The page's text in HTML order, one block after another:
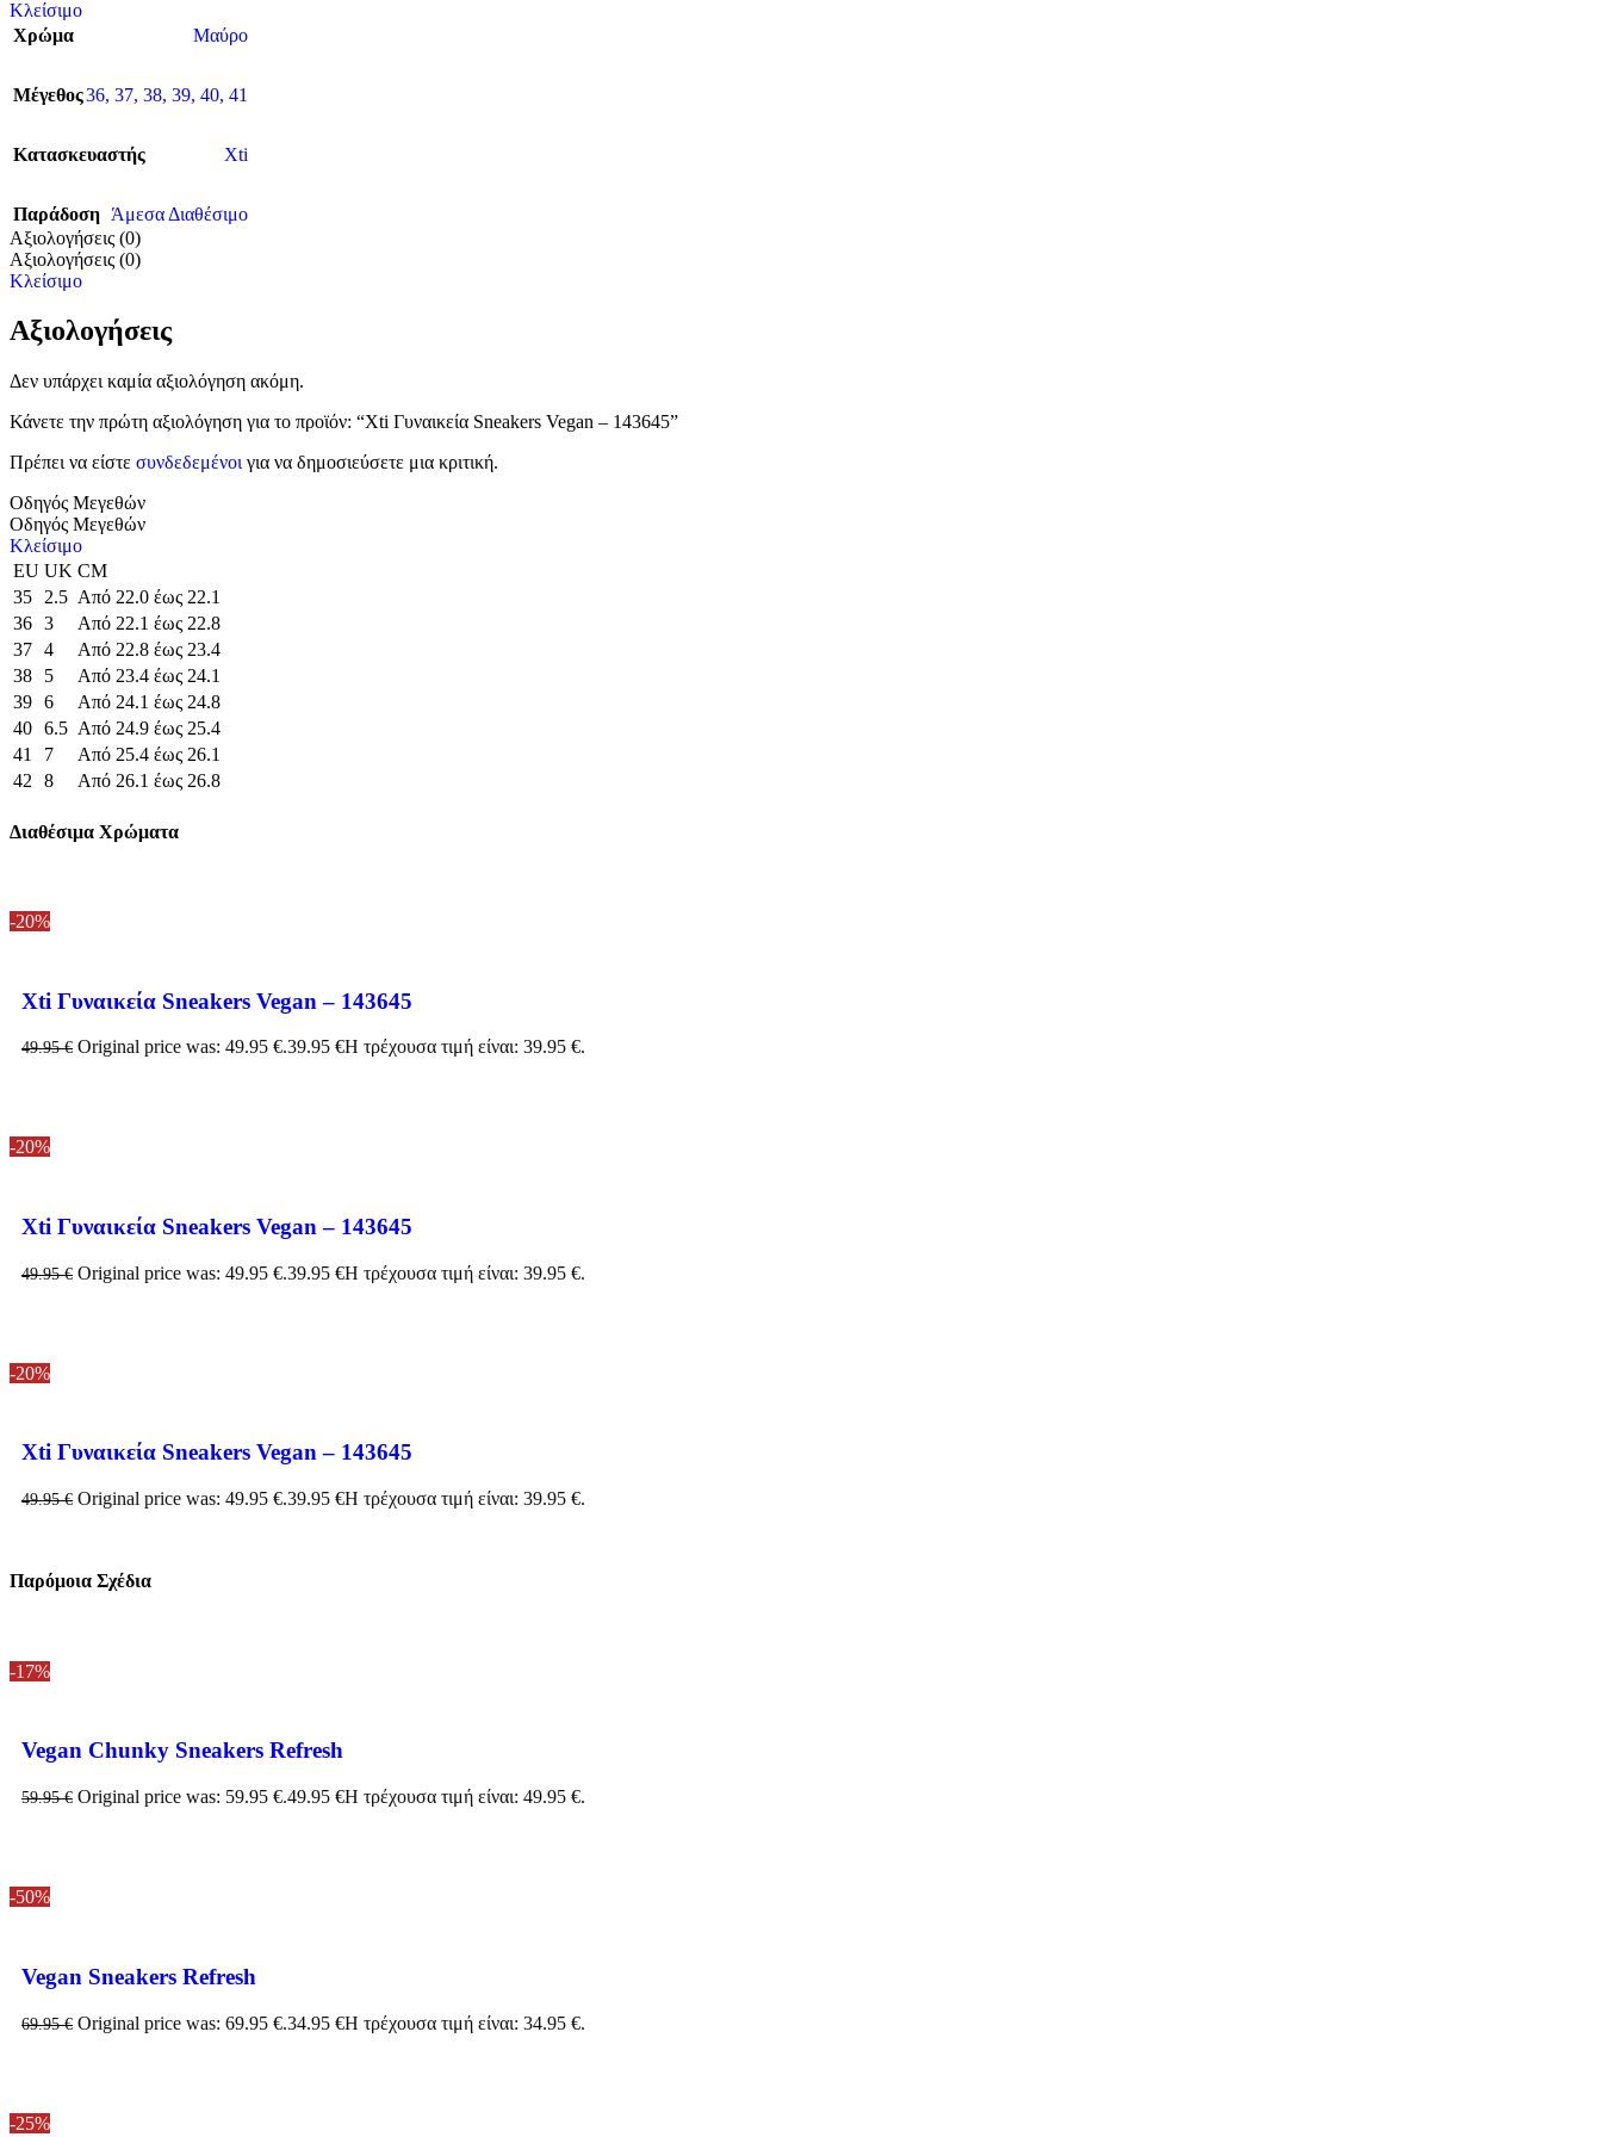
Κλείσιμο
Χρώμα
Μαύρο
Μέγεθος36, 37, 38, 39, 40, 41
Κατασκευαστής Xti
Παράδοση Άμεσα Διαθέσιμο
Αξιολογήσεις (0)
Αξιολογήσεις (0)
Κλείσιμο
Αξιολογήσεις
Δεν υπάρχει καμία αξιολόγηση ακόμη.
Κάνετε την πρώτη αξιολόγηση για το προϊόν: “Xti Γυναικεία Sneakers Vegan – 143645”
Πρέπει να είστε συνδεδεμένοι για να δημοσιεύσετε μια κριτική.
Οδηγός Μεγεθών
Οδηγός Μεγεθών
Κλείσιμο
EU UK CM
35
2.5 Από 22.0 έως 22.1
36 3
Από 22.1 έως 22.8
37 4
Από 22.8 έως 23.4
38
5
Από 23.4 έως 24.1
39 6
Από 24.1 έως 24.8
40 6.5 Από 24.9 έως 25.4
41
7
Από 25.4 έως 26.1
42
8 Από 26.1 έως 26.8
Διαθέσιμα Χρώματα
-20%
Xti Γυναικεία Sneakers Vegan – 143645
49.95€ Original price was: 49.95 €.39.95 €Η τρέχουσα τιμή είναι: 39.95 €.
-20%
Xti Γυναικεία Sneakers Vegan – 143645
49.95€ Original price was: 49.95 €.39.95 €Η τρέχουσα τιμή είναι: 39.95 €.
-20%
Xti Γυναικεία Sneakers Vegan – 143645
49.95€ Original price was: 49.95 €.39.95 €Η τρέχουσα τιμή είναι: 39.95 €.
Παρόμοια Σχέδια
-17%
Vegan Chunky Sneakers Refresh
59.95€ Original price was: 59.95 €.49.95 €Η τρέχουσα τιμή είναι: 49.95 €.
-50%
Vegan Sneakers Refresh
69.95€ Original price was: 69.95 €.34.95 €Η τρέχουσα τιμή είναι: 34.95 €.
-25%